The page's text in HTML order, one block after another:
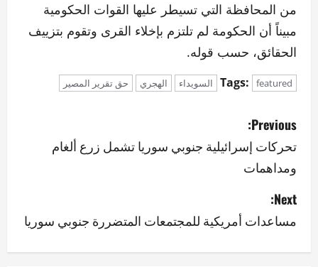
من المحافظة التي تسيطر عليها القوات الحكومية
مبيناً أن الحكومة لم تلتزم بإخلاء القرى وتقوم بتزييف
الحقائق، حسب قوله.
Tags: featured السويداء الهجري حق تقرير المصير
P
o
s
t
n
Previous:
تحركات إسرائيلية جنوبي سوريا تشمل زرع ألغام
ومداهمات
Next:
مساعدات أمريكية للمجتمعات المتضررة جنوبي سوريا